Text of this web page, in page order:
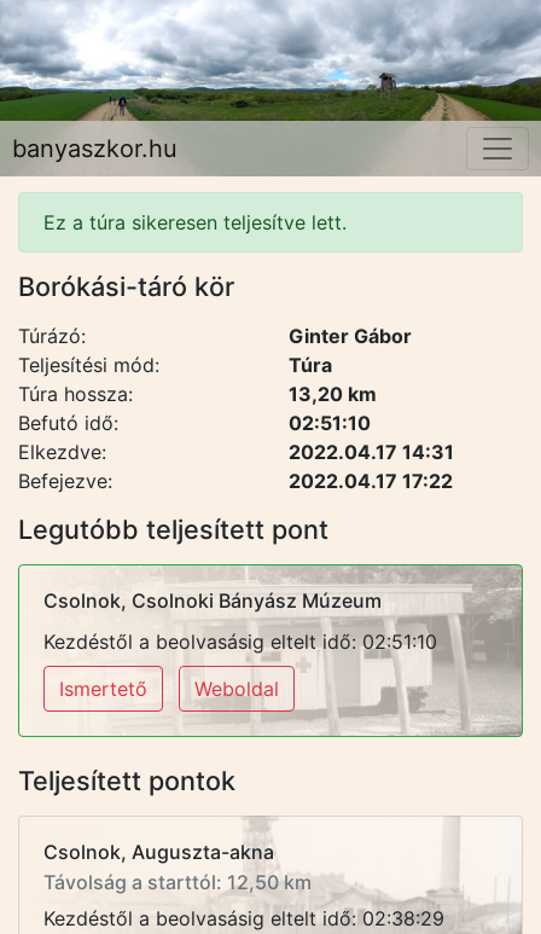
banyaszkor.hu
Ez a túra sikeresen teljesítve lett.
Legutóbb teljesített pont
Csolnok, Csolnoki Bányász Múzeum
Kezdéstől a beolvasásig eltelt idő: 02:51:10
Ismertető
Weboldal
Teljesített pontok
Csolnok, Auguszta-akna
Távolság a starttól: 12,50 km
Kezdéstől a beolvasásig eltelt idő: 02:38:29
Borókási-táró kör
Túrázó:
Ginter Gábor
Teljesítési mód:
Túra
Túra hossza:
13,20 km
Befutó idő:
02:51:10
Elkezdve:
2022.04.17 14:31
Befejezve:
2022.04.17 17:22